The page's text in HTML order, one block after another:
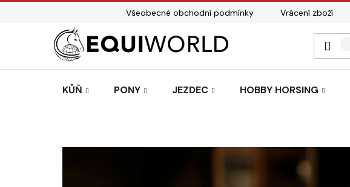
Přejít
Všeobecné obchodní podmínky Vrácení zboží
KŮŇ PONY JEZDEC HOBBY HORSING